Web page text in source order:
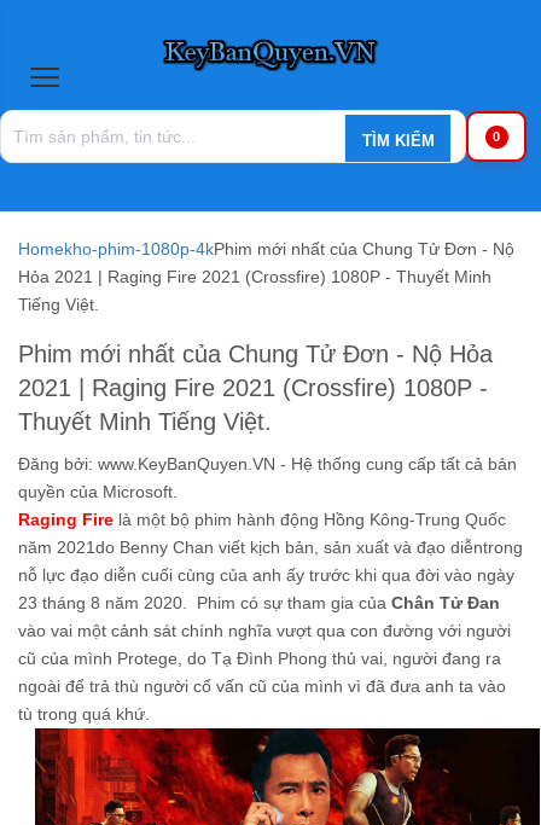
0
Homekho-phim-1080p-4kPhim mới nhất của Chung Tử Đơn - Nộ
Hỏa 2021 | Raging Fire 2021 (Crossfire) 1080P - Thuyết Minh
Tiếng Việt.
Phim mới nhất của Chung Tử Đơn - Nộ Hỏa
2021 | Raging Fire 2021 (Crossfire) 1080P -
Thuyết Minh Tiếng Việt.
Đăng bởi: www.KeyBanQuyen.VN - Hệ thống cung cấp tất cả bản
quyền của Microsoft.
Raging Fire là một bộ phim hành động Hồng Kông-Trung Quốc
năm 2021do Benny Chan viết kịch bản, sản xuất và đạo diễntrong
nỗ lực đạo diễn cuối cùng của anh ấy trước khi qua đời vào ngày
23 tháng 8 năm 2020. Phim có sự tham gia của Chân Tử Đan
vào vai một cảnh sát chính nghĩa vượt qua con đường với người
cũ của mình Protege, do Tạ Đình Phong thủ vai, người đang ra
ngoài để trả thù người cố vấn cũ của mình vì đã đưa anh ta vào
tù trong quá khứ.